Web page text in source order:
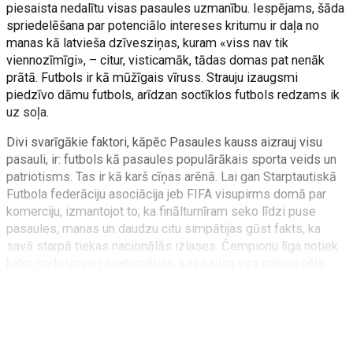
piesaista nedalītu visas pasaules uzmanību. Iespējams, šāda
spriedelēšana par potenciālo intereses kritumu ir daļa no
manas kā latvieša dzīvesziņas, kuram «viss nav tik
viennozīmīgi», – citur, visticamāk, tādas domas pat nenāk
prātā. Futbols ir kā mūžīgais vīruss. Strauju izaugsmi
piedzīvo dāmu futbols, arīdzan soctīklos futbols redzams ik
uz soļa.
Divi svarīgākie faktori, kāpēc Pasaules kauss aizrauj visu
pasauli, ir: futbols kā pasaules populārākais sporta veids un
patriotisms. Tas ir kā karš cīņas arēnā. Lai gan Starptautiskā
Futbola federāciju asociācija jeb FIFA visupirms domā par
komerciju, izmantojot to, ka finālturnīram seko līdzi puse
pasaules, manas un daudzu citu simpātijas gūst fakts, ka
savā starpā tiekas nacionālās izlases. Čempionu līga notiek